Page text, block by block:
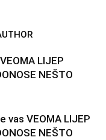
LIJEP
NEŠTO
vas VEOMA LIJEP
NEŠTO